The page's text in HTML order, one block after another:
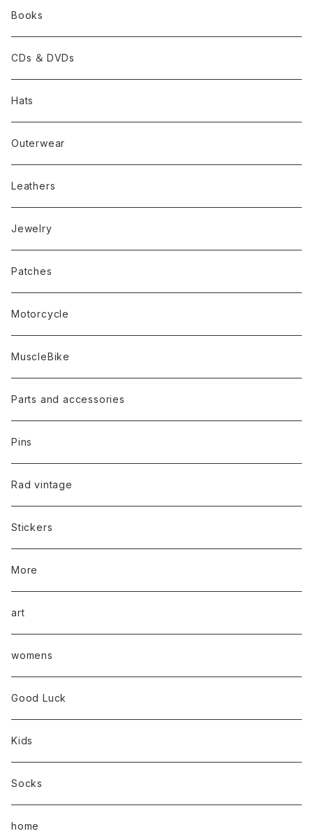
Books
CDs ＆ DVDs
Hats
Outerwear
Leathers
Jewelry
Patches
Motorcycle
MuscleBike
Parts and accessories
Pins
Rad vintage
Stickers
More
art
womens
Good Luck
Kids
Socks
home